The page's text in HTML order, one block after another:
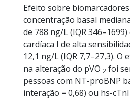
Efeito sobre biomarcadores
concentração basal
de 788 ng/L (IQR
cardíaca I de alta
12,1 ng/L (IQR 7,7–27,3). O
na alteração do pVO 2 foi
pessoas com NT-proBNP
interação = 0,68) ou hs-